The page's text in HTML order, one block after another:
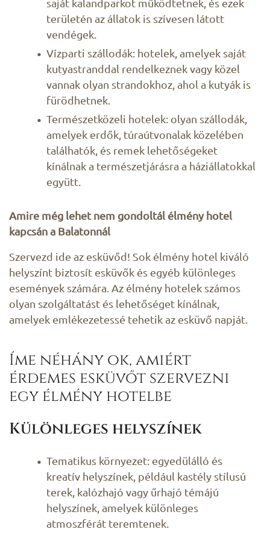
saját kalandparkot működtetnek, és ezek
területén az állatok is szívesen látott
vendégek.
Vízparti szállodák: hotelek, amelyek saját
kutyastranddal rendelkeznek vagy közel
vannak olyan strandokhoz, ahol a kutyák is
fürödhetnek.
Természetközeli hotelek: olyan szállodák,
amelyek erdők, túraútvonalak közelében
találhatók, és remek lehetőségeket
kínálnak a természetjárásra a háziállatokkal
együtt.
Amire még lehet nem gondoltál élmény hotel
kapcsán a Balatonnál
Szervezd ide az esküvőd! Sok élmény hotel kiváló
helyszínt biztosít esküvők és egyéb különleges
események számára. Az élmény hotelek számos
olyan szolgáltatást és lehetőséget kínálnak,
amelyek emlékezetessé tehetik az esküvő napját.
Íme néhány ok, amiért
érdemes esküvőt szervezni
egy élmény hotelbe
Különleges helyszínek
Tematikus környezet: egyedülálló és
kreatív helyszínek, például kastély stílusú
terek, kalózhajó vagy űrhajó témájú
helyszínek, amelyek különleges
atmoszférát teremtenek.